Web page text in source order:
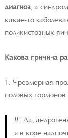
диагноз, а
какие-то
поликистозных
Какова причина
1. Чрезмерная
половых
!!! Да,
и в коре